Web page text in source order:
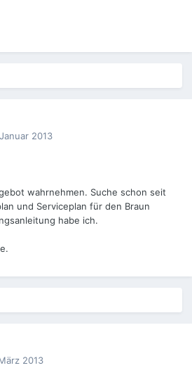
2013
wahrnehmen. Suche schon seit
und Serviceplan für den Braun
habe ich.
2013